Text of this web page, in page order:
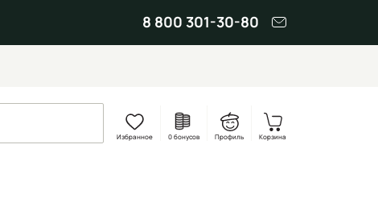
8 800 301-30-80
Избранное 0 бонусов Профиль Корзина